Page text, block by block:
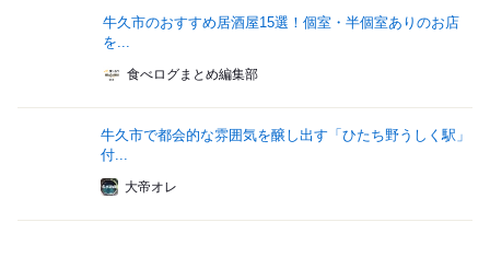
牛久市のおすすめ居酒屋15選！個室・半個室ありのお店
を...
食べログまとめ編集部
牛久市で都会的な雰囲気を醸し出す「ひたち野うしく駅」
付...
大帝オレ